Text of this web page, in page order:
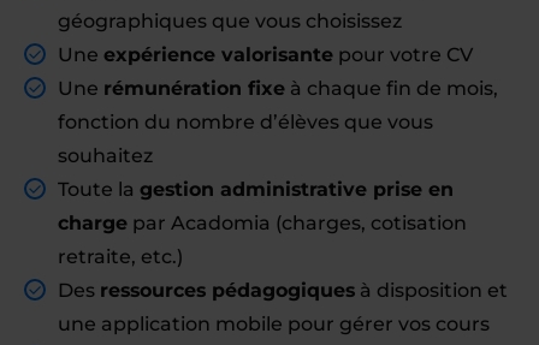
géographiques que vous choisissez
Une expérience valorisante pour votre CV
Une rémunération fixe à chaque fin de mois,
fonction du nombre d’élèves que vous
souhaitez
Toute la gestion administrative prise en
charge par Acadomia (charges, cotisation
retraite, etc.)
Des ressources pédagogiques à disposition et
une application mobile pour gérer vos cours